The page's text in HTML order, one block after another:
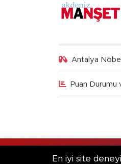
Antalya
Puan Durumu
RSS
En iyi site